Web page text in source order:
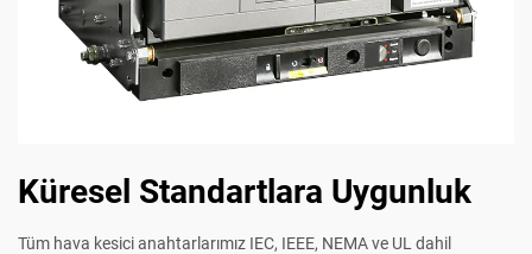
Küresel Standartlara Uygunluk
Tüm hava kesici anahtarlarımız IEC, IEEE, NEMA ve UL dahil